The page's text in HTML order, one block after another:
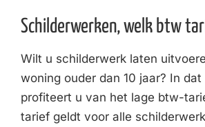
Schilderwerken, welk btw
Wilt u schilderwerk laten
woning ouder dan 10 jaar? In dat
profiteert u van het lage btw-
tarief geldt voor alle